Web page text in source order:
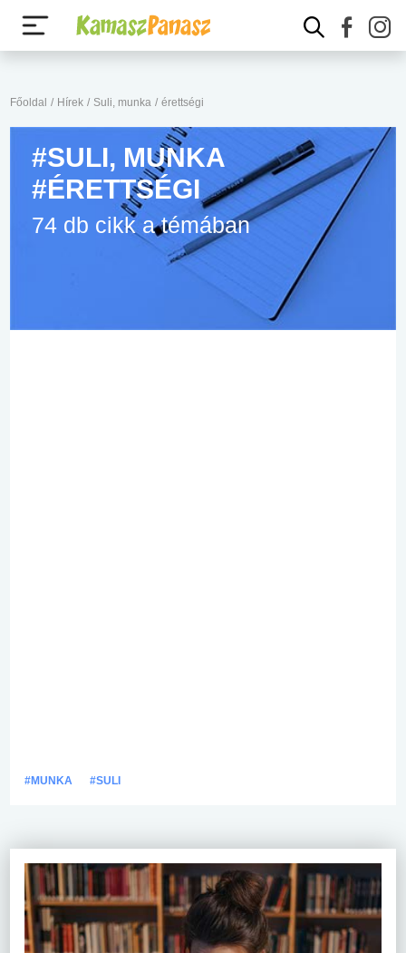
Főoldal / Hírek / Suli, munka / érettségi
#SULI, MUNKA
#ÉRETTSÉGI
74 db cikk a témában
#MUNKA #SULI